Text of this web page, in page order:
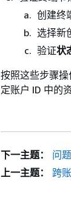
创建终
选择新
验证状
按照这些步骤
定账户 ID 中的资
下一主题：
问
上一主题：
跨